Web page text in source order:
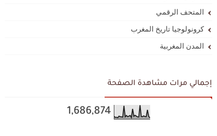
المتحف الرقمي
كرونولوجيا تاريخ المغرب
المدن المغربية
إجمالي مرات مشاهدة الصفحة
1,686,874